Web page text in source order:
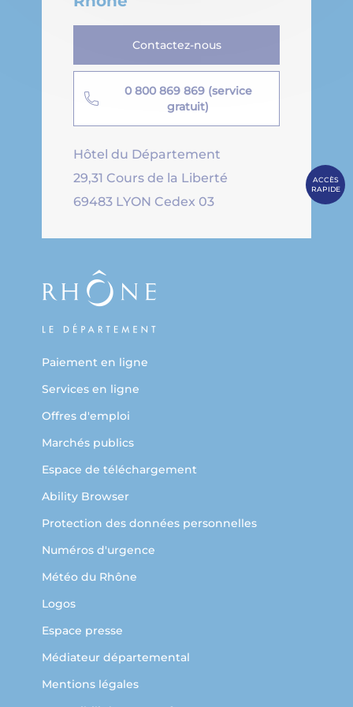
ACCÈS
RAPIDE
Paiement en ligne
Services en ligne
Offres d'emploi
Marchés publics
Espace de téléchargement
Ability Browser
Protection des données personnelles
Numéros d'urgence
Météo du Rhône
Logos
Espace presse
Médiateur départemental
Mentions légales
Contactez-nous
0 800 869 869 (service
gratuit)
Hôtel du Département
29,31 Cours de la Liberté
69483 LYON Cedex 03